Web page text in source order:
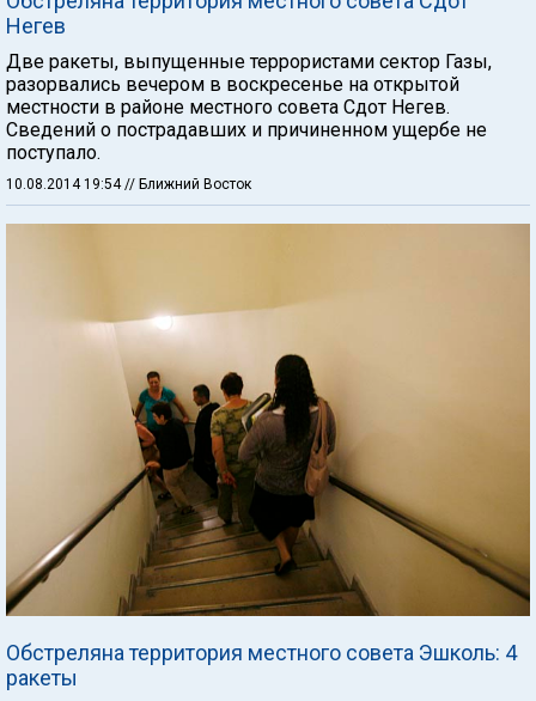
Негев
Две ракеты, выпущенные террористами сектор Газы,
разорвались вечером в воскресенье на открытой
местности в районе местного совета Сдот Негев.
Сведений о пострадавших и причиненном ущербе не
поступало.
10.08.2014 19:54 // Ближний Восток
Обстреляна территория местного совета Эшколь: 4
ракеты